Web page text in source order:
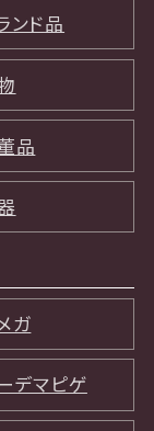
ンド品
品
ガ
デマピゲ